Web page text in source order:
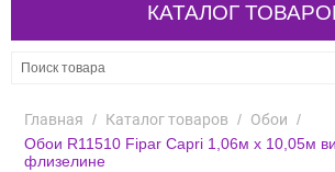
КАТАЛОГ
Главная / Каталог товаров / Обои /
Обои R11510 Fipar Capri 1,06м х 10,05м
флизелине